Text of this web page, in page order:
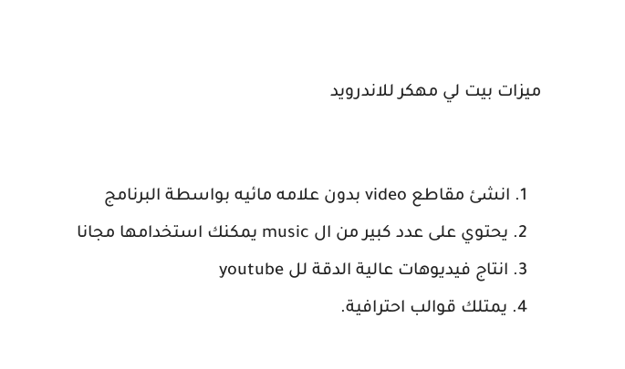
ميزات بيت لي مهكر للاندرويد
انشئ مقاطع video بدون علامه مائيه بواسطة البرنامج
يحتوي على عدد كبير من ال music يمكنك استخدامها مجانا
انتاج فيديوهات عالية الدقة لل youtube
يمتلك قوالب احترافية.